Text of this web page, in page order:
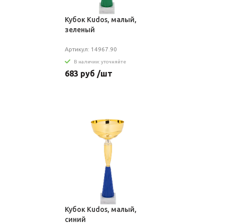
Кубок Kudos, малый,
зеленый
Артикул: 14967.90
В наличии: уточняйте
683 руб /шт
Кубок Kudos, малый,
синий